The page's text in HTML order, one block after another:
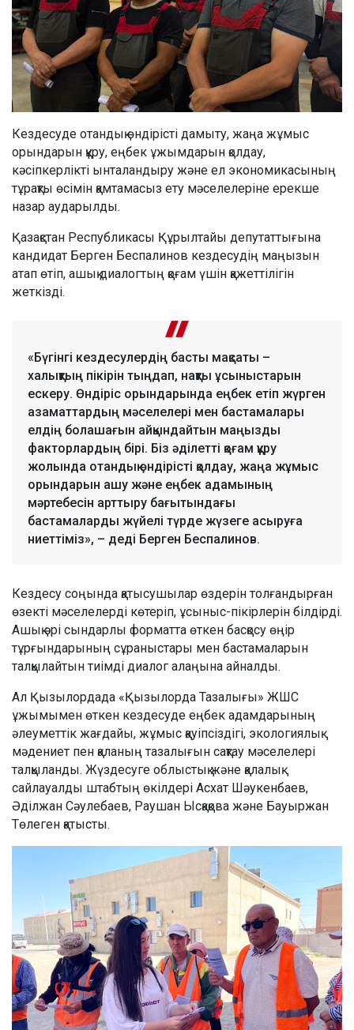
Кездесуде отандық өндірісті дамыту, жаңа жұмыс
орындарын құру, еңбек ұжымдарын қолдау,
кәсіпкерлікті ынталандыру және ел экономикасының
тұрақты өсімін қамтамасыз ету мәселелеріне ерекше
назар аударылды.
Қазақстан Республикасы Құрылтайы депутаттығына
кандидат Берген Беспалинов кездесудің маңызын
атап өтіп, ашық диалогтың қоғам үшін қажеттілігін
жеткізді.
«Бүгінгі кездесулердің басты мақсаты –
халықтың пікірін тыңдап, нақты ұсыныстарын
ескеру. Өндіріс орындарында еңбек етіп жүрген
азаматтардың мәселелері мен бастамалары
елдің болашағын айқындайтын маңызды
факторлардың бірі. Біз әділетті қоғам құру
жолында отандық өндірісті қолдау, жаңа жұмыс
орындарын ашу және еңбек адамының
мәртебесін арттыру бағытындағы
бастамаларды жүйелі түрде жүзеге асыруға
ниеттіміз», – деді Берген Беспалинов.
Кездесу соңында қатысушылар өздерін толғандырған
өзекті мәселелерді көтеріп, ұсыныс-пікірлерін білдірді.
Ашық әрі сындарлы форматта өткен басқосу өңір
тұрғындарының сұраныстары мен бастамаларын
талқылайтын тиімді диалог алаңына айналды.
Ал Қызылордада «Қызылорда Тазалығы» ЖШС
ұжымымен өткен кездесуде еңбек адамдарының
әлеуметтік жағдайы, жұмыс қауіпсіздігі, экологиялық
мәдениет пен қаланың тазалығын сақтау мәселелері
талқыланды. Жүздесуге облыстық және қалалық
сайлауалды штабтың өкілдері Асхат Шәукенбаев,
Әділжан Сәулебаев, Раушан Ысқақова және Бауыржан
Төлеген қатысты.